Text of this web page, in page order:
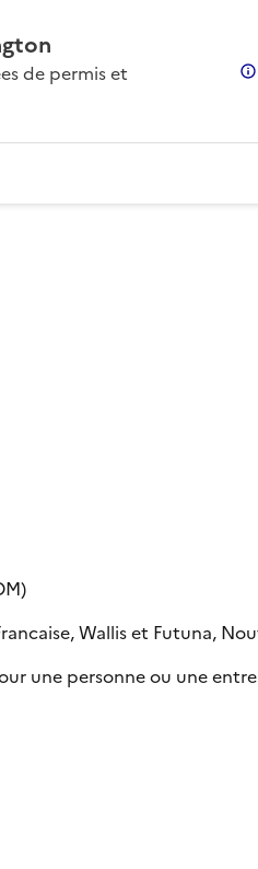
de permis et
Wallis et Futuna,
une personne ou une